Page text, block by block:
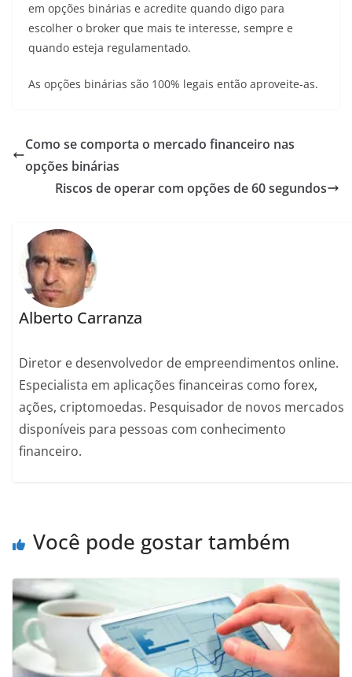
em opções binárias e acredite quando digo para
escolher o broker que mais te interesse, sempre e
quando esteja regulamentado.
As opções binárias são 100% legais então aproveite-as.
Como se comporta o mercado financeiro nas
opções binárias
Riscos de operar com opções de 60 segundos
Alberto Carranza
Diretor e desenvolvedor de empreendimentos online.
Especialista em aplicações financeiras como forex,
ações, criptomoedas. Pesquisador de novos mercados
disponíveis para pessoas com conhecimento
financeiro.
Você pode gostar também